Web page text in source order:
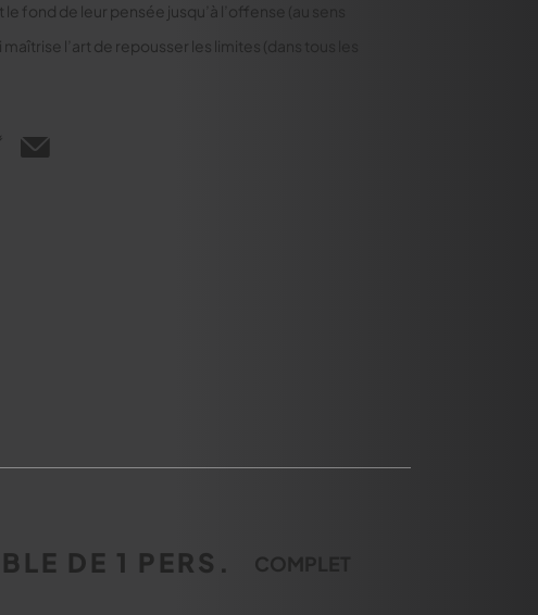
fond de leur pensée jusqu’à l’offense (au sens
l’art de repousser les limites (dans tous les
DE 1 PERS. COMPLET